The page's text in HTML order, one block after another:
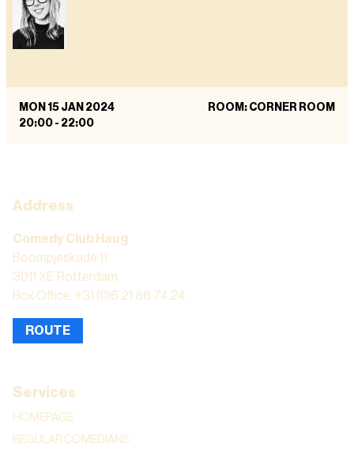
MON 15 JAN 2024
20:00 - 22:00
ROOM: CORNER ROOM
Address
Comedy Club Haug
Boompjeskade 11
3011 XE Rotterdam
Box Office: +31 (0)6 21 86 74 24
ROUTE
Services
HOMEPAGE
REGULAR COMEDIANS